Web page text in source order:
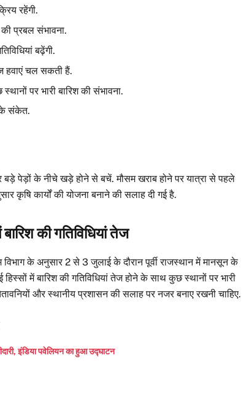
रहेंगी.
प्रबल संभावना.
बढ़ेंगी.
हवाएं चल सकती हैं.
पर भारी बारिश की संभावना.
के संकेत.
पेड़ों के नीचे खड़े होने से बचें. मौसम खराब होने पर यात्रा से पहले
कृषि कार्यों की योजना बनाने की सलाह दी गई है.
की गतिविधियां तेज
के अनुसार 2 से 3 जुलाई के दौरान पूर्वी राजस्थान में मानसून के
में बारिश की गतिविधियां तेज होने के साथ कुछ स्थानों पर भारी
और स्थानीय प्रशासन की सलाह पर नजर बनाए रखनी चाहिए.
इंडिया पवेलियन का हुआ उद्घाटन